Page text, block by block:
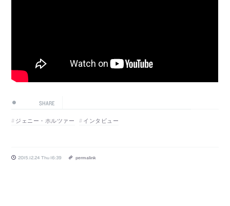
SHARE
ジェニー・ホルツァー インタビュー
2015.12.24 Thu 16:39 permalink